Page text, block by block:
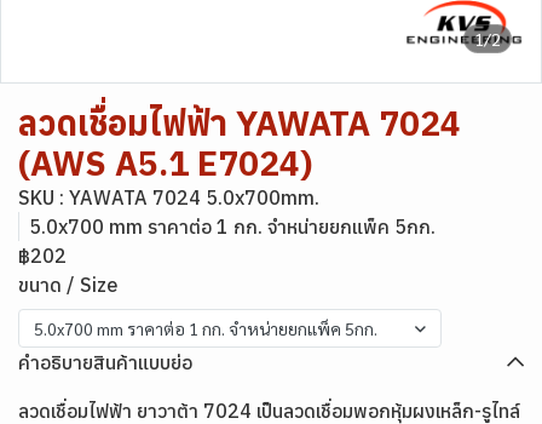
1/2
ลวดเชื่อมไฟฟ้า YAWATA 7024
(AWS A5.1 E7024)
SKU : YAWATA 7024 5.0x700mm.
5.0x700 mm ราคาต่อ 1 กก. จำหน่ายยกแพ็ค 5กก.
฿202
ขนาด / Size
5.0x700 mm ราคาต่อ 1 กก. จำหน่ายยกแพ็ค 5กก.
คำอธิบายสินค้าแบบย่อ
ลวดเชื่อมไฟฟ้า ยาวาต้า 7024 เป็นลวดเชื่อมพอกหุ้มผงเหล็ก-รูไทล์